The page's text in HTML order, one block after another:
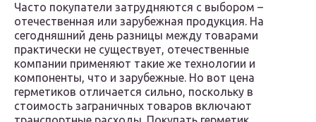
Часто покупатели затрудняются с выбором –
отечественная или зарубежная продукция. На
сегодняшний день разницы между товарами
практически не существует, отечественные
компании применяют такие же технологии и
компоненты, что и зарубежные. Но вот цена
герметиков отличается сильно, поскольку в
стоимость заграничных товаров включают